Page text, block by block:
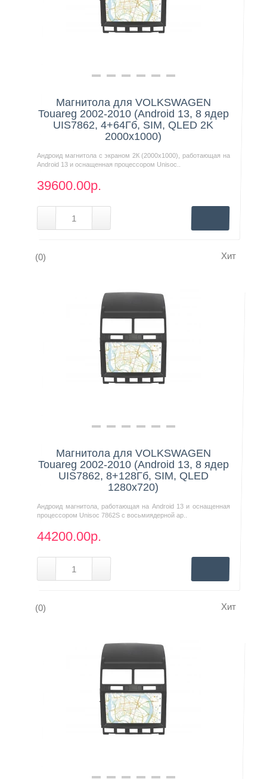
Нашли дешевле?
Магнитола для VOLKSWAGEN
Touareg 2002-2010 (Android 13, 8 ядер
UIS7862, 4+64Гб, SIM, QLED 2K
2000x1000)
Андроид магнитола с экраном 2К (2000х1000), работающая на
Android 13 и оснащенная процессором Unisoc..
39600.00р.
(0) Хит
Нашли дешевле?
Магнитола для VOLKSWAGEN
Touareg 2002-2010 (Android 13, 8 ядер
UIS7862, 8+128Гб, SIM, QLED
1280x720)
Андроид магнитола, работающая на Android 13 и оснащенная
процессором Unisoc 7862S с восьмиядерной ар..
44200.00р.
(0) Хит